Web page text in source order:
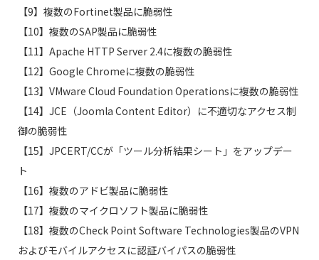
【9】複数のFortinet製品に脆弱性
【10】複数のSAP製品に脆弱性
【11】Apache HTTP Server 2.4に複数の脆弱性
【12】Google Chromeに複数の脆弱性
【13】VMware Cloud Foundation Operationsに複数の脆弱性
【14】JCE（Joomla Content Editor）に不適切なアクセス制
御の脆弱性
【15】JPCERT/CCが「ツール分析結果シート」をアップデー
ト
【16】複数のアドビ製品に脆弱性
【17】複数のマイクロソフト製品に脆弱性
【18】複数のCheck Point Software Technologies製品のVPN
およびモバイルアクセスに認証バイパスの脆弱性